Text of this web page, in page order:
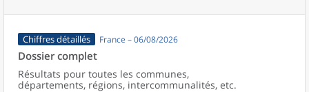
Chiffres détaillés France – 06/08/2026
Dossier complet
Résultats pour toutes les communes,
départements, régions, intercommunalités, etc.